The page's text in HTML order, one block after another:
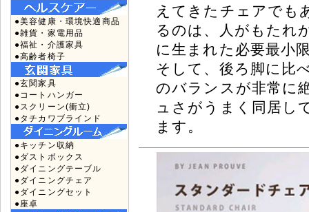
●美容健康・環境快適商品
●雑貨・家電用品
●福祉・介護家具
●高齢者椅子
●玄関家具
●コートハンガー
●スクリーン(衝立)
●タチカワブラインド
●キッチン収納
●ダストボックス
●ダイニングテーブル
●ダイニングチェア
●ダイニングセット
●座卓
えてきたチェアでも
るのは、人がもたれ
に生まれた必要最小
そして、後ろ脚に比
のバランスが非常に
ュさがうまく同居し
ます。